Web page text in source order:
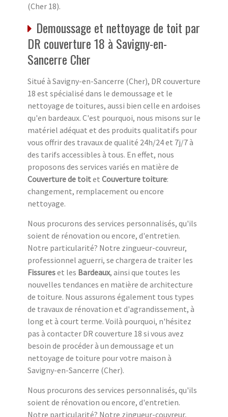
(Cher 18).
Demoussage et nettoyage de toit par
DR couverture 18 à Savigny-en-
Sancerre Cher
Situé à Savigny-en-Sancerre (Cher), DR couverture
18 est spécialisé dans le demoussage et le
nettoyage de toitures, aussi bien celle en ardoises
qu'en bardeaux. C'est pourquoi, nous misons sur le
matériel adéquat et des produits qualitatifs pour
vous offrir des travaux de qualité 24h/24 et 7j/7 à
des tarifs accessibles à tous. En effet, nous
proposons des services variés en matière de
Couverture de toitet Couverture toiture:
changement, remplacement ou encore
nettoyage.
Nous procurons des services personnalisés, qu'ils
soient de rénovation ou encore, d'entretien.
Notre particularité? Notre zingueur-couvreur,
professionnel aguerri, se chargera de traiter les
Fissureset les Bardeaux, ainsi que toutes les
nouvelles tendances en matière de architecture
de toiture. Nous assurons également tous types
de travaux de rénovation et d'agrandissement, à
long et à court terme. Voilà pourquoi, n'hésitez
pas à contacter DR couverture 18 si vous avez
besoin de procéder à un demoussage et un
nettoyage de toiture pour votre maison à
Savigny-en-Sancerre (Cher).
Nous procurons des services personnalisés, qu'ils
soient de rénovation ou encore, d'entretien.
Notre particularité? Notre zingueur-couvreur,